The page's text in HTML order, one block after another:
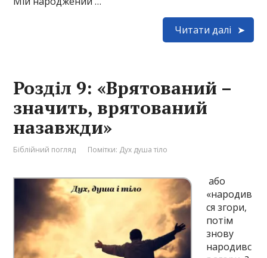
Читати далі
Розділ 9: «Врятований –
значить, врятований
назавжди»
Біблійний погляд Помітки: Дух душа тіло
або
«народив
ся згори,
потім
знову
народивс